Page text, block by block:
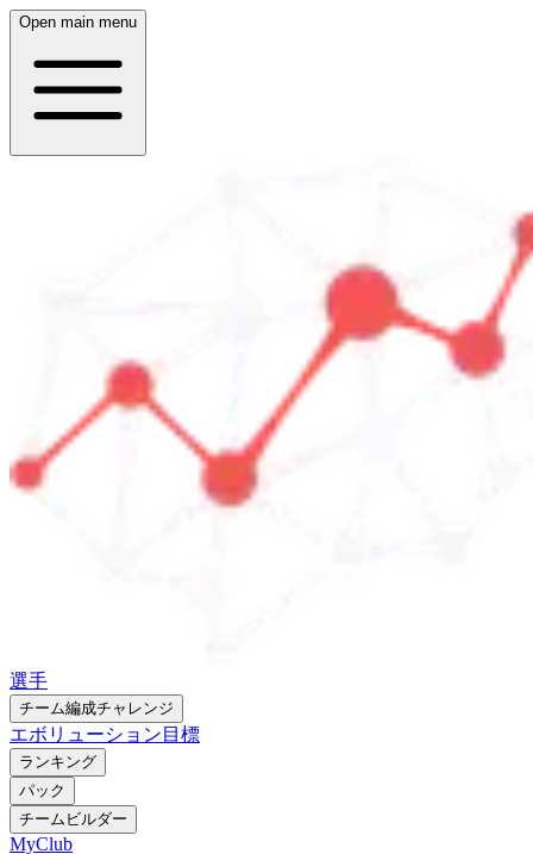
Open main menu
選手
チーム編成チャレンジ
エボリューション 目標
ランキング
パック
チームビルダー
MyClub